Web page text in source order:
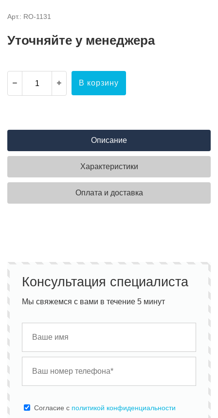
Арт.: RO-1131
Уточняйте у менеджера
В корзину
Описание
Характеристики
Оплата и доставка
Консультация специалиста
Мы свяжемся с вами в течение 5 минут
Cогласие с политикой конфиденциальности